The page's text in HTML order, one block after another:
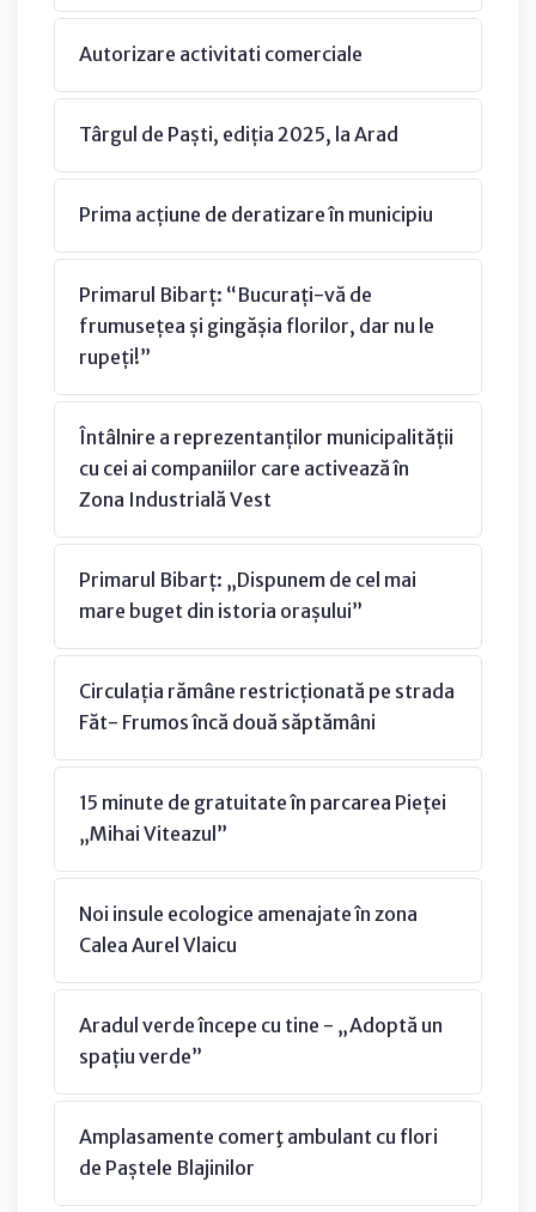
Autorizare activitati comerciale
Târgul de Paști, ediția 2025, la Arad
Prima acțiune de deratizare în municipiu
Primarul Bibarț: “Bucurați-vă de
frumusețea și gingășia florilor, dar nu le
rupeți!”
Întâlnire a reprezentanților municipalității
cu cei ai companiilor care activează în
Zona Industrială Vest
Primarul Bibarț: „Dispunem de cel mai
mare buget din istoria orașului”
Circulația rămâne restricționată pe strada
Făt- Frumos încă două săptămâni
15 minute de gratuitate în parcarea Pieței
„Mihai Viteazul”
Noi insule ecologice amenajate în zona
Calea Aurel Vlaicu
Aradul verde începe cu tine - „Adoptă un
spațiu verde”
Amplasamente comerţ ambulant cu flori
de Paștele Blajinilor